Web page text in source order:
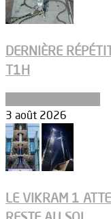
DERNIÈRE
T1H
3 août 2026
LE VIKRAM 1